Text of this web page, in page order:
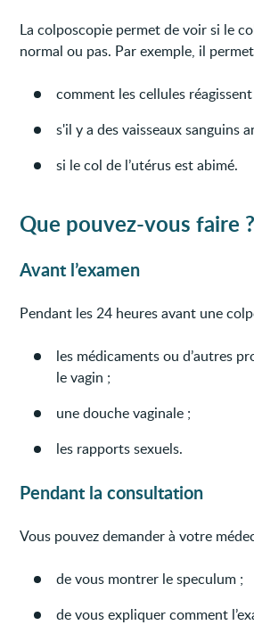
La colposcopie permet de voir si le
normal ou pas. Par exemple, il
comment les cellules
s'il y a des vaisseaux sanguins
si le col de l’utérus est abimé.
Que pouvez-vous faire ?
Avant l’examen
Pendant les 24 heures avant une
les médicaments ou d’autres
le vagin ;
une douche vaginale ;
les rapports sexuels.
Pendant la consultation
Vous pouvez demander à votre
de vous montrer le speculum ;
de vous expliquer comment